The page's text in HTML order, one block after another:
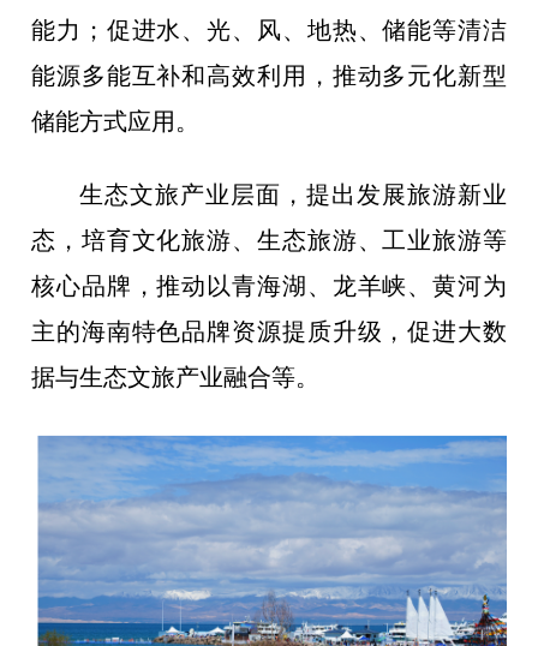
能力；促进水、光、风、地热、储能等清洁
能源多能互补和高效利用，推动多元化新型
储能方式应用。
生态文旅产业层面，提出发展旅游新业
态，培育文化旅游、生态旅游、工业旅游等
核心品牌，推动以青海湖、龙羊峡、黄河为
主的海南特色品牌资源提质升级，促进大数
据与生态文旅产业融合等。